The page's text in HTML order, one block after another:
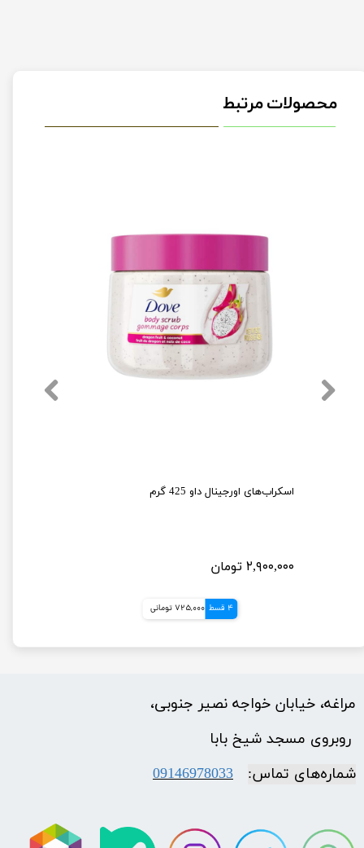
محصولات مرتبط
اسکراب‌های اورجینال داو 425 گرم
۲,۹۰۰,۰۰۰ تومان
4 قسط 725,000 تومانی
مراغه، خیابان خواجه نصیر جنوبی،
​​​​​​​ روبروی مسجد شیخ بابا
شماره‌‌های تماس:
09146978033